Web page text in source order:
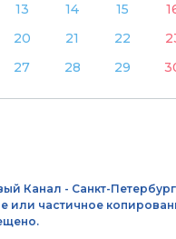
13 14 15
20 21 22
27 28 29
Канал - Санкт-
или частичное